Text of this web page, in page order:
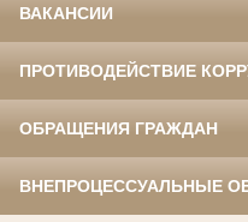
ВАКАНСИИ
ПРОТИВОДЕЙСТВИЕ
ОБРАЩЕНИЯ ГРАЖДАН
ВНЕПРОЦЕССУАЛЬНЫЕ